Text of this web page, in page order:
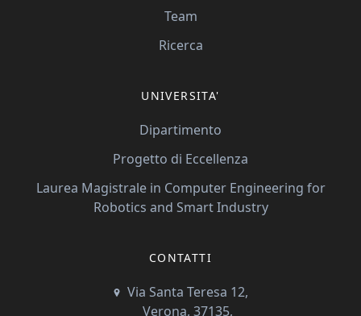
Team
Ricerca
UNIVERSITA'
Dipartimento
Progetto di Eccellenza
Laurea Magistrale in Computer Engineering for
Robotics and Smart Industry
CONTATTI
Via Santa Teresa 12,
Verona, 37135,